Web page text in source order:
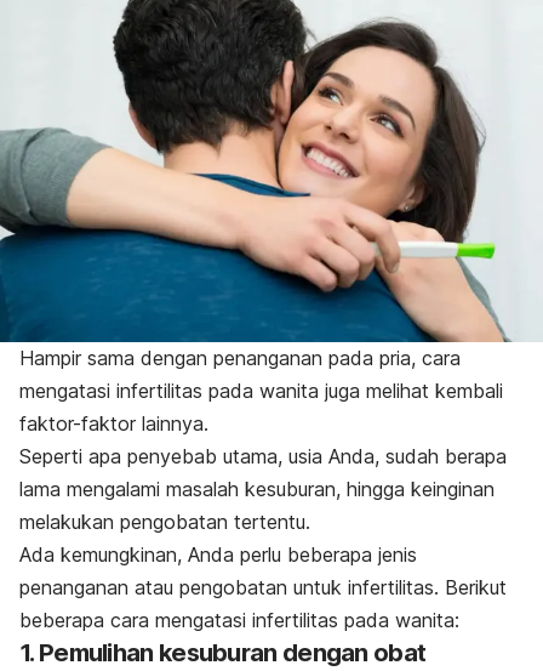
Hampir sama dengan penanganan pada pria, cara
mengatasi infertilitas pada wanita juga melihat kembali
faktor-faktor lainnya.
Seperti apa penyebab utama, usia Anda, sudah berapa
lama mengalami masalah kesuburan, hingga keinginan
melakukan pengobatan tertentu.
Ada kemungkinan, Anda perlu beberapa jenis
penanganan atau pengobatan untuk infertilitas. Berikut
beberapa cara mengatasi infertilitas pada wanita:
1. Pemulihan kesuburan dengan obat